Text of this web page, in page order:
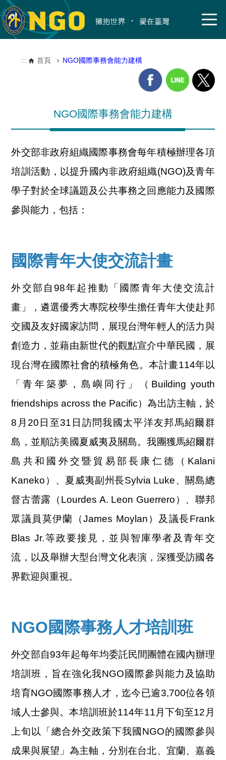
::: 首頁 NGO國際事務會能力建構
NGO國際事務會能力建構
外交部非政府組織國際事務會每年積極辦理各項
培訓活動，以提升國內非政府組織(NGO)及青年
學子對於全球議題及公共事務之回應能力及國際
參與能力，包括：
國際青年大使交流計畫
外交部自98年起推動「國際青年大使交流計
畫」，遴選優秀大專院校學生擔任青年大使赴邦
交國及友好國家訪問，展現台灣年輕人的活力與
創造力，並藉由新世代的觀點宣介中華民國，展
現台灣在國際社會的積極角色。本計畫114年以
「青年築夢，島嶼同行」（Building youth
friendships across the Pacific）為出訪主軸，於
8月20日至31日訪問我國太平洋友邦馬紹爾群
島，並順訪美國夏威夷及關島。我團獲馬紹爾群
島共和國外交暨貿易部長康仁德（Kalani
Kaneko）、夏威夷副州長Sylvia Luke、關島總
督古蕾露（Lourdes A. Leon Guerrero）、聯邦
眾議員莫伊蘭（James Moylan）及議長Frank
Blas Jr.等政要接見，並與智庫學者及青年交
流，以及舉辦大型台灣文化表演，深獲受訪國各
界歡迎與重視。
NGO國際事務人才培訓班
外交部自93年起每年均委託民間團體在國內辦理
培訓班，旨在強化我NGO國際參與能力及協助
培育NGO國際事務人才，迄今已逾3,700位各領
域人士參與。本培訓班於114年11月下旬至12月
上旬以「總合外交政策下我國NGO的國際參與
成果與展望」為主軸，分別在台北、宜蘭、嘉義